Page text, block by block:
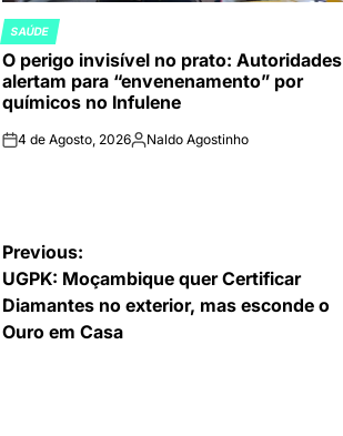
POSTED
IN
SAÚDE
O perigo invisível no prato: Autoridades
alertam para “envenenamento” por
químicos no Infulene
on4 de Agosto, 2026Publicado
Naldo Agostinho
Navegação
de
artigos
Previous:
UGPK: Moçambique quer Certificar
Diamantes no exterior, mas esconde o
Ouro em Casa